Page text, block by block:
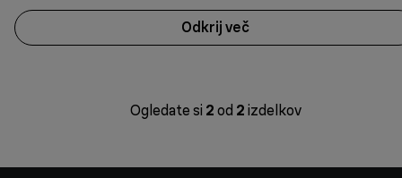
Odkrij več
Ogledate si 2 od 2 izdelkov